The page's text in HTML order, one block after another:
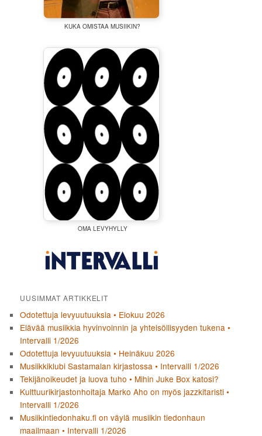
KUKA OMISTAA MUSIIKIN?
OMA LEVYHYLLY
UUSIMMAT ARTIKKELIT
Odotettuja levyuutuuksia • Elokuu 2026
Elävää musiikkia hyvinvoinnin ja yhteisöllisyyden tukena •
Intervalli 1/2026
Odotettuja levyuutuuksia • Heinäkuu 2026
Musiikkiklubi Sastamalan kirjastossa • Intervalli 1/2026
Tekijänoikeudet ja luova tuho • Mihin Juke Box katosi?
Kulttuurikirjastonhoitaja Marko Aho on myös jazzkitaristi •
Intervalli 1/2026
Musiikintiedonhaku.fi on väylä musiikin tiedonhaun
maailmaan • Intervalli 1/2026